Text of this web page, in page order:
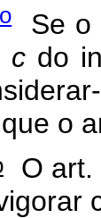
oSe o
c do
o
O art.